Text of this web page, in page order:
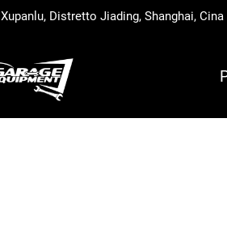
Distretto Jiading, Shanghai, Cina